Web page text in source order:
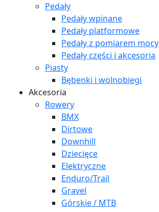
Pedały
Pedały wpinane
Pedały platformowe
Pedały z pomiarem mocy
Pedały części i akcesoria
Piasty
Bębenki i wolnobiegi
Akcesoria
Rowery
BMX
Dirtowe
Downhill
Dziecięce
Elektryczne
Enduro/Trail
Gravel
Górskie / MTB